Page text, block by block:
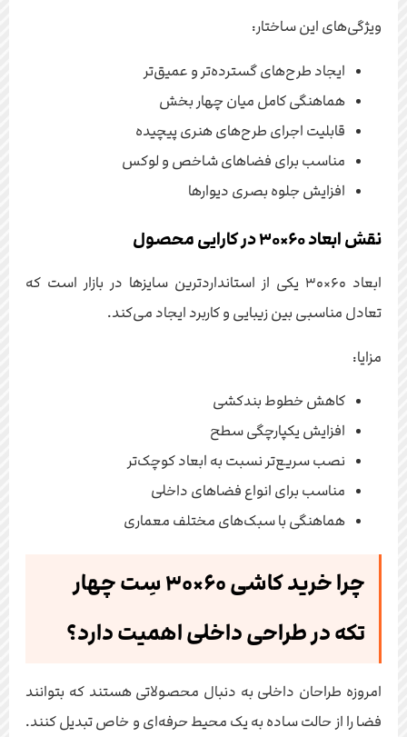
ویژگی‌های این ساختار:
ایجاد طرح‌های گسترده‌تر و عمیق‌تر
هماهنگی کامل میان چهار بخش
قابلیت اجرای طرح‌های هنری پیچیده
مناسب برای فضاهای شاخص و لوکس
افزایش جلوه بصری دیوارها
نقش ابعاد ۶۰×۳۰ در کارایی محصول
ابعاد ۶۰×۳۰ یکی از استانداردترین سایزها در بازار است که
تعادل مناسبی بین زیبایی و کاربرد ایجاد می‌کند.
مزایا:
کاهش خطوط بندکشی
افزایش یکپارچگی سطح
نصب سریع‌تر نسبت به ابعاد کوچک‌تر
مناسب برای انواع فضاهای داخلی
هماهنگی با سبک‌های مختلف معماری
چرا خرید کاشی ۶۰×۳۰ سِت چهار
تکه در طراحی داخلی اهمیت دارد؟
امروزه طراحان داخلی به دنبال محصولاتی هستند که بتوانند
فضا را از حالت ساده به یک محیط حرفه‌ای و خاص تبدیل کنند.